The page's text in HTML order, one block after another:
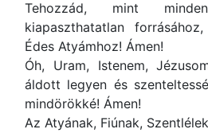
Tehozzád, mint
kiapaszthatatlan
Édes Atyámhoz! Ámen!
Óh, Uram, Istenem,
áldott legyen és
mindörökké! Ámen!
Az Atyának, Fiúnak,